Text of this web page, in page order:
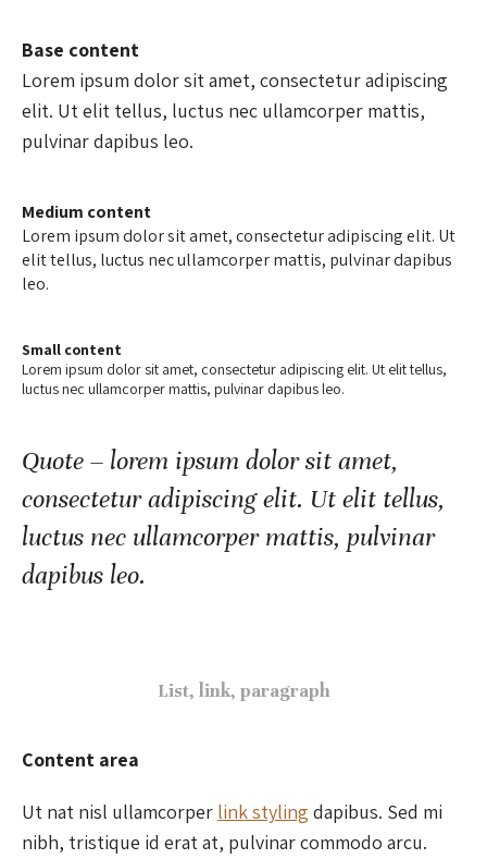
Base content
Lorem ipsum dolor sit amet, consectetur adipiscing
elit. Ut elit tellus, luctus nec ullamcorper mattis,
pulvinar dapibus leo.
Medium content
Lorem ipsum dolor sit amet, consectetur adipiscing elit. Ut
elit tellus, luctus nec ullamcorper mattis, pulvinar dapibus
leo.
Small content
Lorem ipsum dolor sit amet, consectetur adipiscing elit. Ut elit tellus,
luctus nec ullamcorper mattis, pulvinar dapibus leo.
Quote – lorem ipsum dolor sit amet,
consectetur adipiscing elit. Ut elit tellus,
luctus nec ullamcorper mattis, pulvinar
dapibus leo.
List, link, paragraph
Content area
Ut nat nisl ullamcorper link styling dapibus. Sed mi
nibh, tristique id erat at, pulvinar commodo arcu.